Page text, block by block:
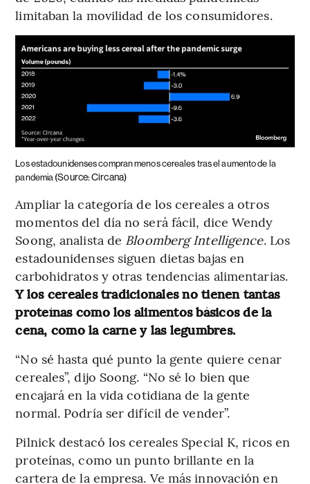
limitaban la movilidad de los consumidores.
Los estadounidenses compran menos cereales tras el aumento de la
pandemia (Source: Circana)
Ampliar la categoría de los cereales a otros
momentos del día no será fácil, dice Wendy
Soong, analista de Bloomberg Intelligence. Los
estadounidenses siguen dietas bajas en
carbohidratos y otras tendencias alimentarias.
Y los cereales tradicionales no tienen tantas
proteínas como los alimentos básicos de la
cena, como la carne y las legumbres.
“No sé hasta qué punto la gente quiere cenar
cereales”, dijo Soong. “No sé lo bien que
encajará en la vida cotidiana de la gente
normal. Podría ser difícil de vender”.
Pilnick destacó los cereales Special K, ricos en
proteínas, como un punto brillante en la
cartera de la empresa. Ve más innovación en